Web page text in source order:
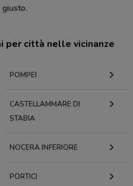
per città nelle vicinanze
POMPEI
CASTELLAMMARE DI
STABIA
NOCERA INFERIORE
PORTICI